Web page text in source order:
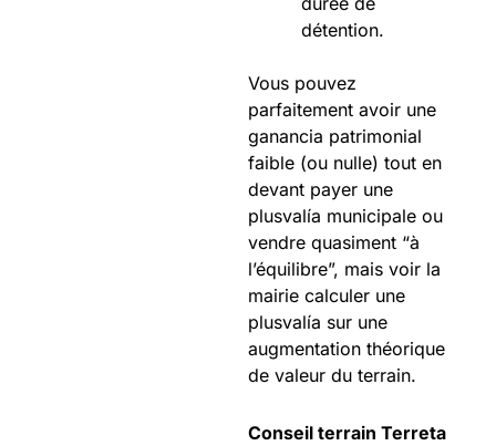
détention.
Vous pouvez
parfaitement avoir une
ganancia patrimonial
faible (ou nulle) tout en
devant payer une
plusvalía municipale ou
vendre quasiment “à
l’équilibre”, mais voir la
mairie calculer une
plusvalía sur une
augmentation théorique
de valeur du terrain.
Conseil terrain Terreta